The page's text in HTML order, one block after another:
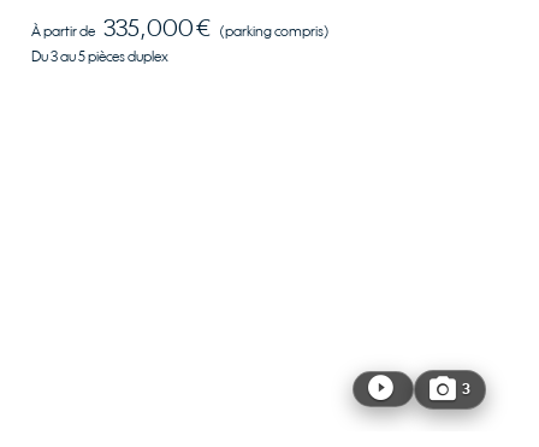
À partir de 335,000 € (parking compris)
Du 3 au 5 pièces duplex
3